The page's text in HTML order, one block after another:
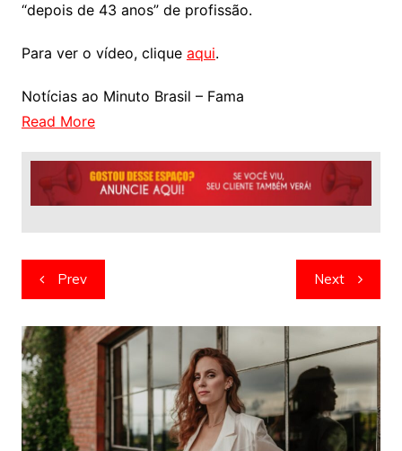
“depois de 43 anos” de profissão.
Para ver o vídeo, clique aqui.
Notícias ao Minuto Brasil – Fama
Read More
Navegação
de
artigos
Prev Next